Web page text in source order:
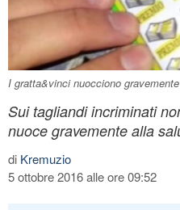
I gratta&vinci nuocciono
Sui tagliandi incriminati
nuoce gravemente alla
di Kremuzio
5 ottobre 2016 alle ore 09:52